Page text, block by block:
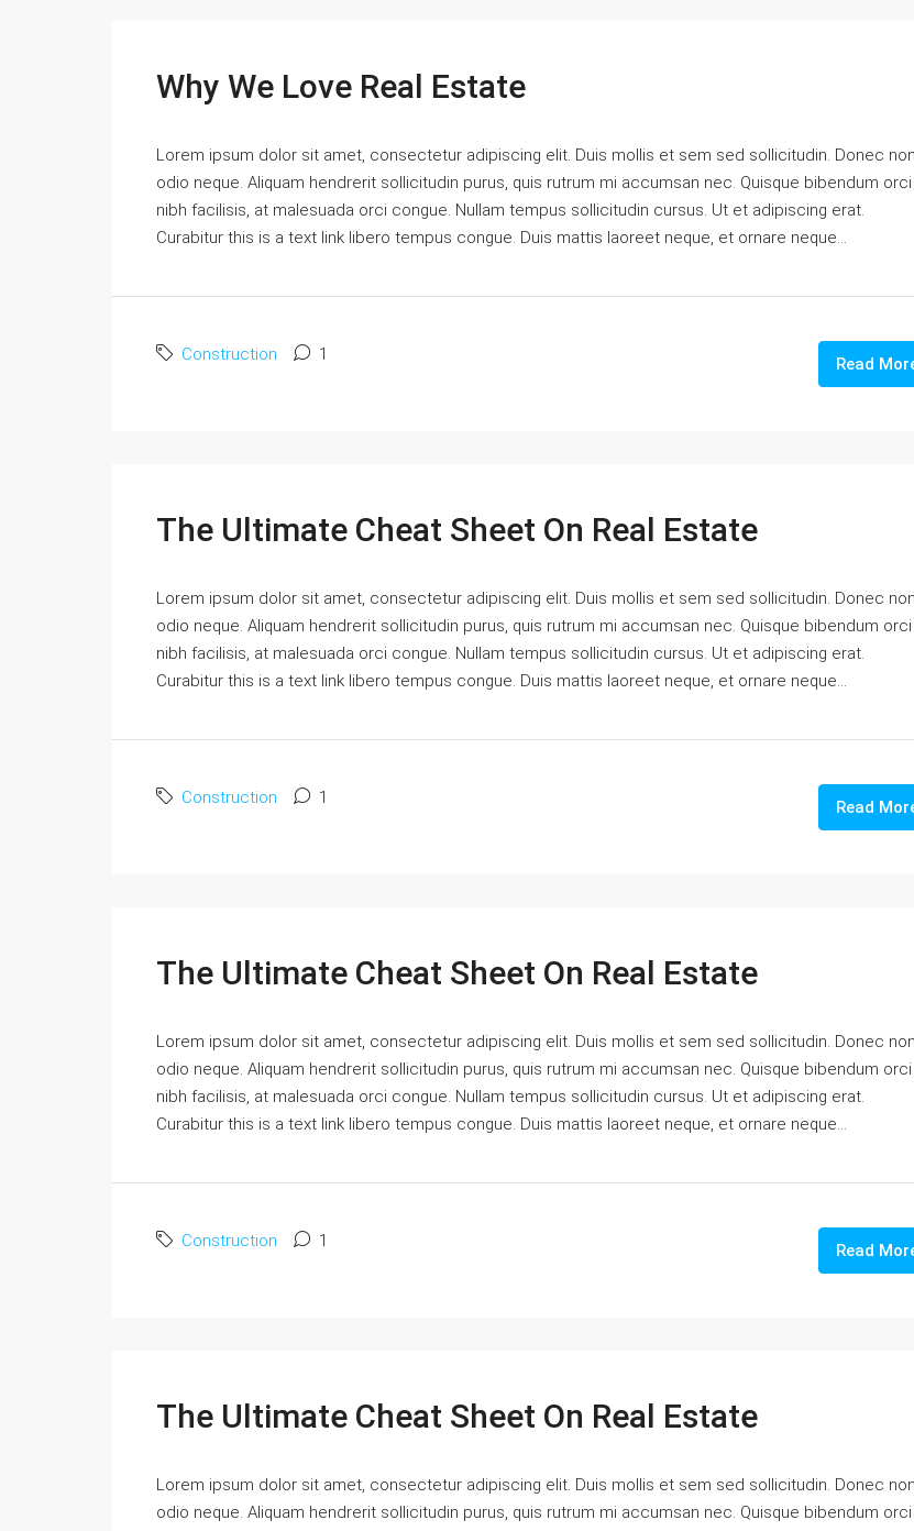
Why We Love Real Estate
Lorem ipsum dolor sit amet, consectetur adipiscing elit. Duis mollis et sem sed sollicitudin. Donec non
odio neque. Aliquam hendrerit sollicitudin purus, quis rutrum mi accumsan nec. Quisque bibendum
nibh facilisis, at malesuada orci congue. Nullam tempus sollicitudin cursus. Ut et adipiscing erat.
Curabitur this is a text link libero tempus congue. Duis mattis laoreet neque, et ornare neque...
Construction 1 Read
The Ultimate Cheat Sheet On Real Estate
Lorem ipsum dolor sit amet, consectetur adipiscing elit. Duis mollis et sem sed sollicitudin. Donec non
odio neque. Aliquam hendrerit sollicitudin purus, quis rutrum mi accumsan nec. Quisque bibendum
nibh facilisis, at malesuada orci congue. Nullam tempus sollicitudin cursus. Ut et adipiscing erat.
Curabitur this is a text link libero tempus congue. Duis mattis laoreet neque, et ornare neque...
Construction 1 Read
The Ultimate Cheat Sheet On Real Estate
Lorem ipsum dolor sit amet, consectetur adipiscing elit. Duis mollis et sem sed sollicitudin. Donec non
odio neque. Aliquam hendrerit sollicitudin purus, quis rutrum mi accumsan nec. Quisque bibendum
nibh facilisis, at malesuada orci congue. Nullam tempus sollicitudin cursus. Ut et adipiscing erat.
Curabitur this is a text link libero tempus congue. Duis mattis laoreet neque, et ornare neque...
Construction 1 Read
The Ultimate Cheat Sheet On Real Estate
Lorem ipsum dolor sit amet, consectetur adipiscing elit. Duis mollis et sem sed sollicitudin. Donec non
odio neque. Aliquam hendrerit sollicitudin purus, quis rutrum mi accumsan nec. Quisque bibendum